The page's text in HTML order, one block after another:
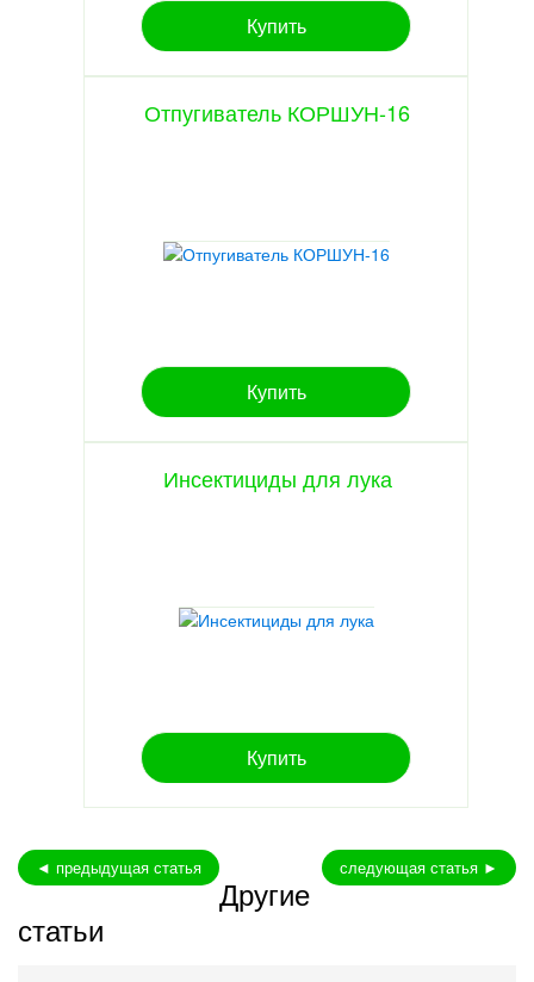
Купить
Отпугиватель КОРШУН-16
Купить
Инсектициды для лука
Купить
◄ предыдущая статья следующая статья ►
Другие
статьи